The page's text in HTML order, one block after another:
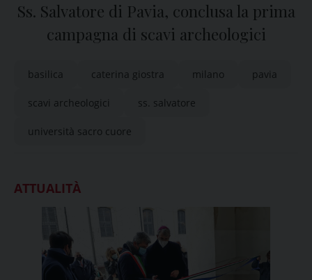
Ss. Salvatore di Pavia, conclusa la prima
campagna di scavi archeologici
basilica caterina giostra milano pavia
scavi archeologici ss. salvatore
università sacro cuore
ATTUALITÀ